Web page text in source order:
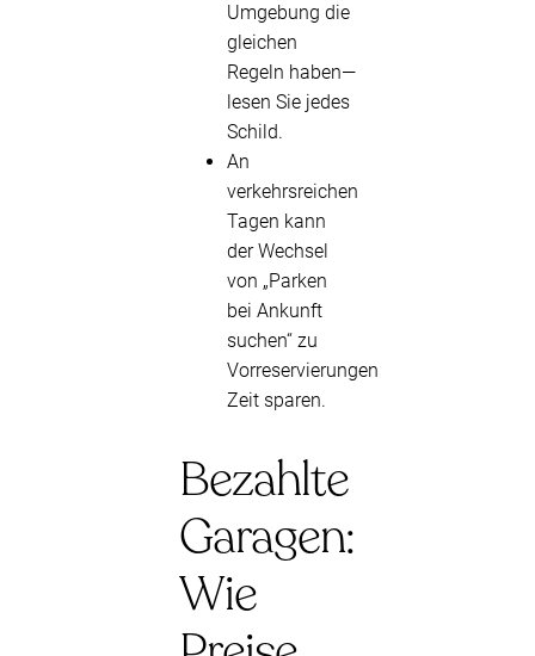
Umgebung die
gleichen
Regeln haben—
lesen Sie jedes
Schild.
An
verkehrsreichen
Tagen kann
der Wechsel
von „Parken
bei Ankunft
suchen“ zu
Vorreservierungen
Zeit sparen.
Bezahlte
Garagen:
Wie